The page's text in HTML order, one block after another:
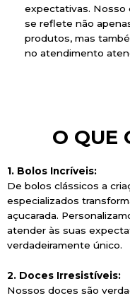
expectativas. Nosso
se reflete não
produtos, mas
no atendimento
O QUE
1. Bolos Incríveis:
De bolos clássicos a
especializados
açucarada.
atender às suas
verdadeiramente único.
2. Doces Irresistíveis:
Nossos doces são